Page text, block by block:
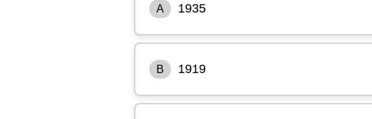
A 1935
B 1919